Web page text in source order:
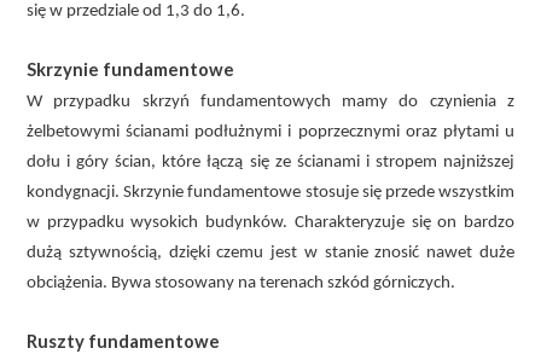
się w przedziale od 1,3 do 1,6.
Skrzynie fundamentowe
W przypadku skrzyń fundamentowych mamy do czynienia z
żelbetowymi ścianami podłużnymi i poprzecznymi oraz płytami u
dołu i góry ścian, które łączą się ze ścianami i stropem najniższej
kondygnacji. Skrzynie fundamentowe stosuje się przede wszystkim
w przypadku wysokich budynków. Charakteryzuje się on bardzo
dużą sztywnością, dzięki czemu jest w stanie znosić nawet duże
obciążenia. Bywa stosowany na terenach szkód górniczych.
Ruszty fundamentowe